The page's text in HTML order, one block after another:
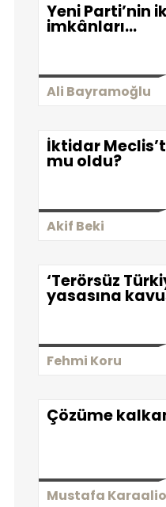
Yeni Parti’nin
imkânları...
Ali Bayramoğlu
İktidar
mu oldu?
Akif Beki
‘Terörsüz
yasasına
Fehmi Koru
Çözüme
Mustafa